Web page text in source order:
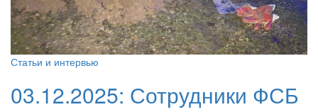
Статьи и интервью
03.12.2025: Сотрудники ФСБ